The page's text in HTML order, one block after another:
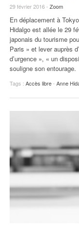
29 février 2016 - Zoom
En déplacement à
Hidalgo est allée le 29
japonais du tourisme
Paris » et lever auprès
d’urgence », « un
souligne son entourage.
Tags : Accès libre- Anne